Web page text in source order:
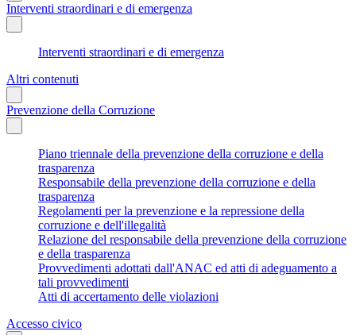
Interventi straordinari e di emergenza
Interventi straordinari e di emergenza
Altri contenuti
Prevenzione della Corruzione
Piano triennale della prevenzione della corruzione e della
trasparenza
Responsabile della prevenzione della corruzione e della
trasparenza
Regolamenti per la prevenzione e la repressione della
corruzione e dell'illegalità
Relazione del responsabile della prevenzione della corruzione
e della trasparenza
Provvedimenti adottati dall'ANAC ed atti di adeguamento a
tali provvedimenti
Atti di accertamento delle violazioni
Accesso civico